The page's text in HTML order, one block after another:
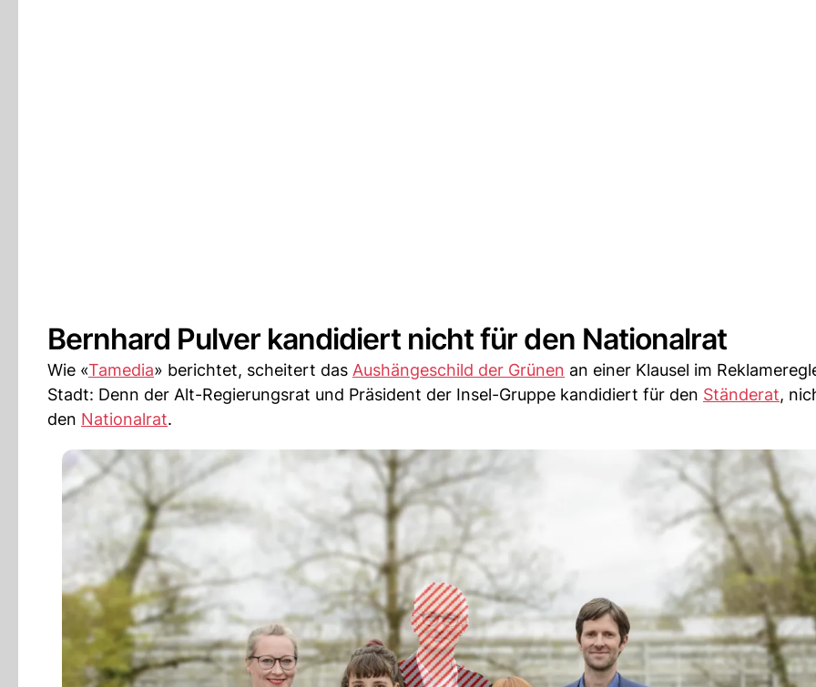
Bernhard Pulver kandidiert nicht für den Nationalrat
Wie «Tamedia» berichtet, scheitert das Aushängeschild der Grünen an einer Klausel im
Stadt: Denn der Alt-Regierungsrat und Präsident der Insel-Gruppe kandidiert für den Ständerat,
den Nationalrat.